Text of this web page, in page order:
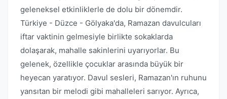
geleneksel etkinliklerle de dolu bir dönemdir.
Türkiye - Düzce - Gölyaka'da, Ramazan davulcuları
iftar vaktinin gelmesiyle birlikte sokaklarda
dolaşarak, mahalle sakinlerini uyarıyorlar. Bu
gelenek, özellikle çocuklar arasında büyük bir
heyecan yaratıyor. Davul sesleri, Ramazan'ın ruhunu
yansıtan bir melodi gibi mahalleleri sarıyor. Ayrıca,